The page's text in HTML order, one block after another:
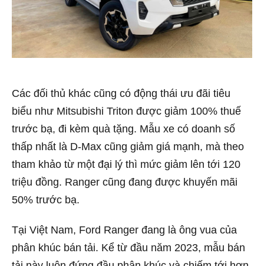
Các đối thủ khác cũng có động thái ưu đãi tiêu
biểu như Mitsubishi Triton được giảm 100% thuế
trước bạ, đi kèm quà tặng. Mẫu xe có doanh số
thấp nhất là D-Max cũng giảm giá mạnh, mà theo
tham khảo từ một đại lý thì mức giảm lên tới 120
triệu đồng. Ranger cũng đang được khuyến mãi
50% trước bạ.
Tại Việt Nam, Ford Ranger đang là ông vua của
phân khúc bán tải. Kể từ đầu năm 2023, mẫu bán